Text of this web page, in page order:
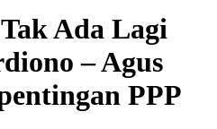
Ada Lagi
– Agus
PPP